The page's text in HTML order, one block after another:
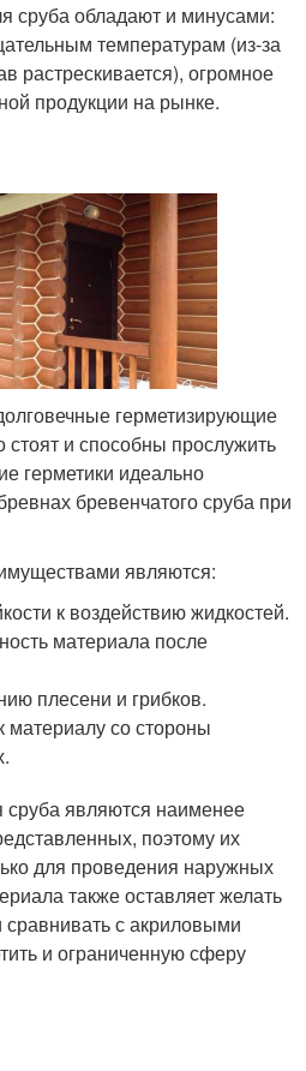
сруба обладают и минусами:
температурам (из-за
растрескивается), огромное
продукции на рынке.
герметизирующие
и способны прослужить
герметики идеально
бревенчатого сруба при
являются:
к воздействию жидкостей.
материала после
плесени и грибков.
материалу со стороны
сруба являются наименее
поэтому их
для проведения наружных
также оставляет желать
с акриловыми
и ограниченную сферу